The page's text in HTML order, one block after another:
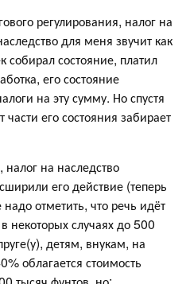
регулирования, налог на
для меня звучит как
собирал состояние, платил
его состояние
на эту сумму. Но спустя
его состояния забирает
на наследство
его действие (теперь
отметить, что речь идёт
случаях до 500
детям, внукам, на
облагается стоимость